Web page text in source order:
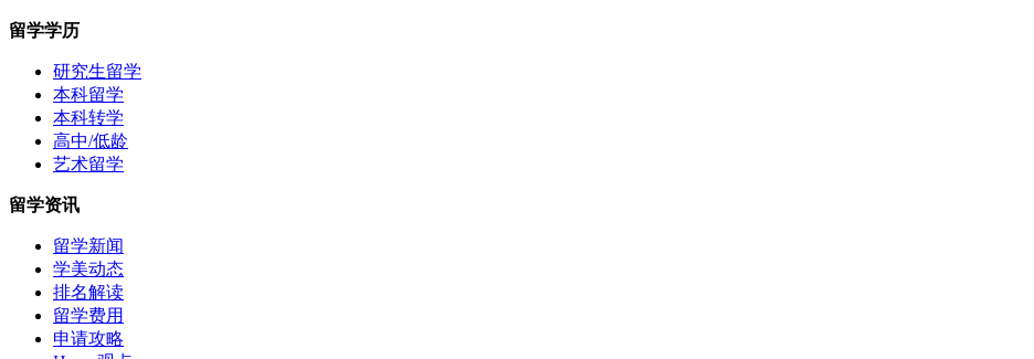
留学学历
研究生留学
本科留学
本科转学
高中/低龄
艺术留学
留学资讯
留学新闻
学美动态
排名解读
留学费用
申请攻略